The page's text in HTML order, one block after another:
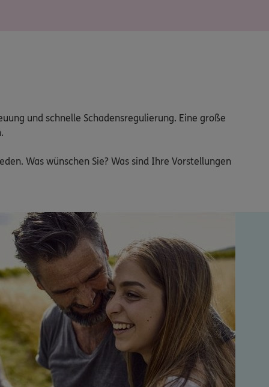
und schnelle Schadensregulierung. Eine große
Was wünschen Sie? Was sind Ihre Vorstellungen